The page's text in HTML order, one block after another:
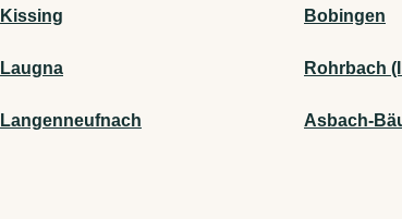
Kissing Bobingen
Laugna Rohrbach
Langenneufnach Asbach-